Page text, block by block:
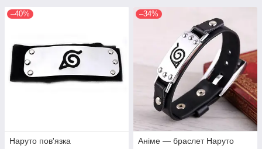
–40%
Наруто пов'язка
–34%
Аніме — браслет Наруто